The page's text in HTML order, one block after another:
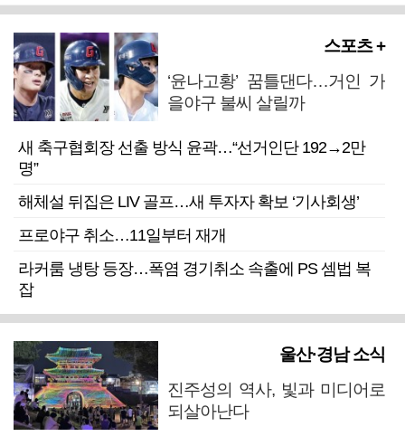
스포츠 +
‘윤나고황’ 꿈틀댄다…거인 가
을야구 불씨 살릴까
새 축구협회장 선출 방식 윤곽…“선거인단 192→2만
명”
해체설 뒤집은 LIV 골프…새 투자자 확보 ‘기사회생’
프로야구 취소…11일부터 재개
라커룸 냉탕 등장…폭염 경기취소 속출에 PS 셈법 복
잡
울산·경남 소식
진주성의 역사, 빛과 미디어로
되살아난다